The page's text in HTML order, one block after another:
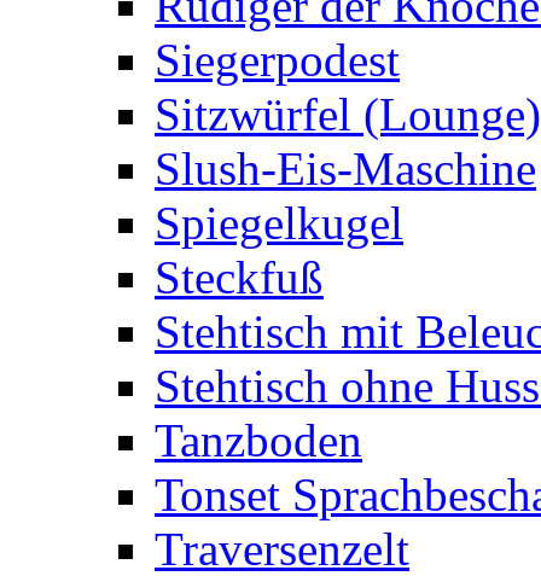
Siegerpodest
Sitzwürfel (Lounge)
Slush-Eis-Maschine
Spiegelkugel
Steckfuß
Stehtisch mit
Stehtisch ohne
Tanzboden
Tonset
Traversenzelt